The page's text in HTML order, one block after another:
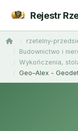
Rejestr
rzetelny-
Budownictwo i
Wykończenia,
Geo–Alex -